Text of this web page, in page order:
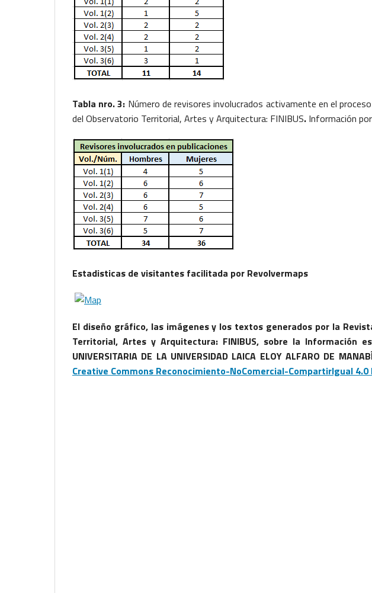
Tabla nro. 3: Número de revisores involucrados activamente en el
del Observatorio Territorial, Artes y Arquitectura: FINIBUS. Información
Estadisticas de visitantes facilitada por Revolvermaps
El diseño gráfico, las imágenes y los textos generados por la
Territorial, Artes y Arquitectura: FINIBUS, sobre la Información
UNIVERSITARIA DE LA UNIVERSIDAD LAICA ELOY ALFARO DE
Creative Commons Reconocimiento-NoComercial-CompartirIgual